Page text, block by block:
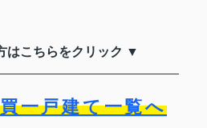
はこちらをクリック ▼
一戸建て一覧へ